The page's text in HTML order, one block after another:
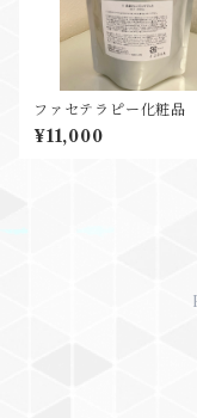
ファセテラピー化粧品
ンジングジェル 200g
¥11,000